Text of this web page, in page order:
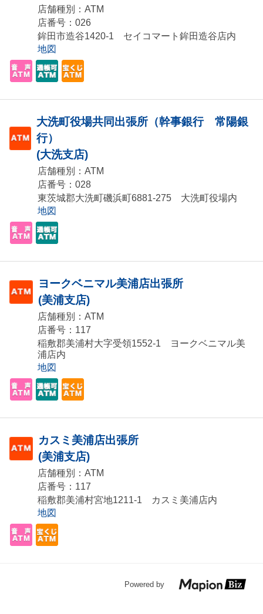
店舗種別：ATM
店番号：026
鉾田市造谷1420-1 セイコマート鉾田造谷店内
地図
大洗町役場共同出張所（幹事銀行 常陽銀
行）
(大洗支店)
店舗種別：ATM
店番号：028
東茨城郡大洗町磯浜町6881-275 大洗町役場内
地図
ヨークベニマル美浦店出張所
(美浦支店)
店舗種別：ATM
店番号：117
稲敷郡美浦村大字受領1552-1 ヨークベニマル美
浦店内
地図
カスミ美浦店出張所
(美浦支店)
店舗種別：ATM
店番号：117
稲敷郡美浦村宮地1211-1 カスミ美浦店内
地図
Powered by